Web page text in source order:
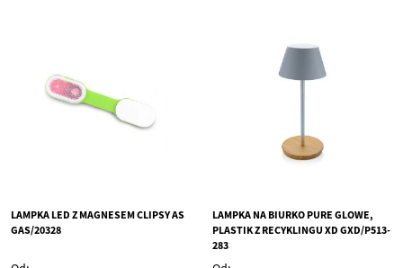
LAMPKA LED Z MAGNESEM CLIPSY AS
GAS/20328
LAMPKA NA BIURKO PURE GLOWE,
PLASTIK Z RECYKLINGU XD GXD/P513-
283